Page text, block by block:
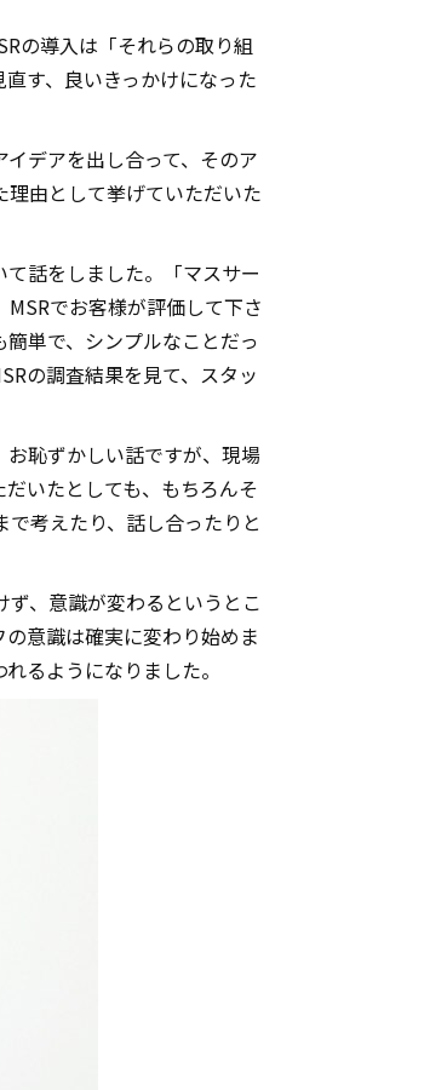
の導入は「それらの取り組
す、良いきっかけになった
デアを出し合って、そのア
由として挙げていただいた
話をしました。「マスサー
でお客様が評価して下さ
単で、シンプルなことだっ
の調査結果を見て、スタッ
恥ずかしい話ですが、現場
いたとしても、もちろんそ
考えたり、話し合ったりと
、意識が変わるというとこ
意識は確実に変わり始めま
るようになりました。